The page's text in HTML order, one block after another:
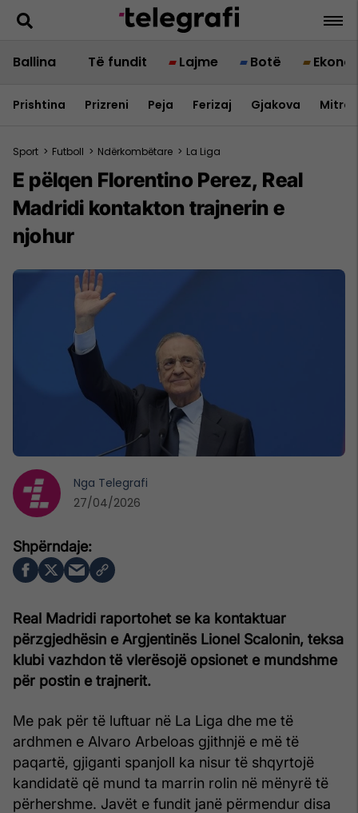
Ballina Të fundit Lajme Botë
Prishtina Prizreni Peja Ferizaj Gjakova
Sport > Futboll > Ndërkombëtare > La Liga
E pëlqen Florentino Perez, Real
Madridi kontakton trajnerin e
njohur
Real Madridi raportohet se ka kontaktuar
përzgjedhësin e Argjentinës Lionel Scalonin, teksa
klubi vazhdon të vlerësojë opsionet e mundshme
për postin e trajnerit.
Me pak për të luftuar në La Liga dhe me të
ardhmen e Alvaro Arbeloas gjithnjë e më të
paqartë, gjiganti spanjoll ka nisur të shqyrtojë
kandidatë që mund ta marrin rolin në mënyrë të
përhershme. Javët e fundit janë përmendur disa
Nga Telegrafi
27/04/2026